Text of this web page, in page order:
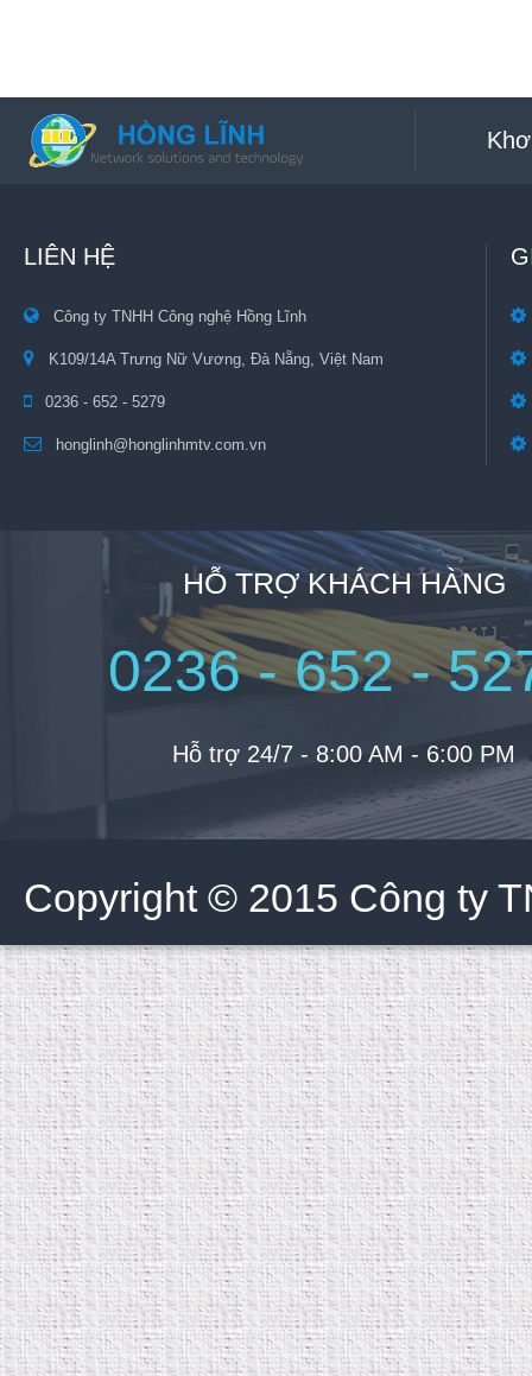
LIÊN HỆ
Công ty TNHH Công nghệ Hồng Lĩnh
K109/14A Trưng Nữ Vương, Đà Nẵng, Việt Nam
0236 - 652 - 5279
honglinh@honglinhmtv.com.vn
HỖ TRỢ KHÁCH HÀNG
0236 - 652 -
Hỗ trợ 24/7 - 8:00 AM - 6:00 PM
Copyright © 2015 Công ty